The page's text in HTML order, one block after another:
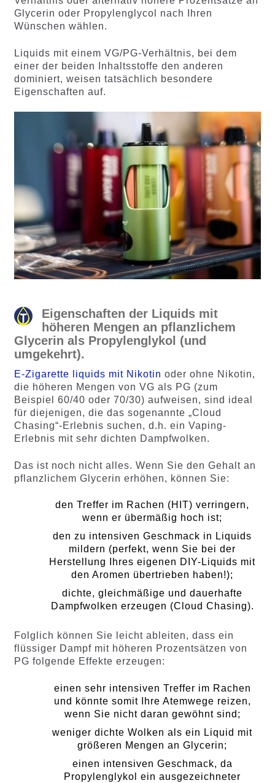
Glycerin oder Propylenglycol nach Ihren
Wünschen wählen.
Liquids mit einem VG/PG-Verhältnis, bei dem
einer der beiden Inhaltsstoffe den anderen
dominiert, weisen tatsächlich besondere
Eigenschaften auf.
Eigenschaften der Liquids mit
höheren Mengen an pflanzlichem
Glycerin als Propylenglykol (und
umgekehrt).
E-Zigarette liquids mit Nikotin oder ohne Nikotin,
die höheren Mengen von VG als PG (zum
Beispiel 60/40 oder 70/30) aufweisen, sind ideal
für diejenigen, die das sogenannte „Cloud
Chasing“-Erlebnis suchen, d.h. ein Vaping-
Erlebnis mit sehr dichten Dampfwolken.
Das ist noch nicht alles. Wenn Sie den Gehalt an
pflanzlichem Glycerin erhöhen, können Sie:
den Treffer im Rachen (HIT) verringern,
wenn er übermäßig hoch ist;
den zu intensiven Geschmack in Liquids
mildern (perfekt, wenn Sie bei der
Herstellung Ihres eigenen DIY-Liquids mit
den Aromen übertrieben haben!);
dichte, gleichmäßige und dauerhafte
Dampfwolken erzeugen (Cloud Chasing).
Folglich können Sie leicht ableiten, dass ein
flüssiger Dampf mit höheren Prozentsätzen von
PG folgende Effekte erzeugen:
einen sehr intensiven Treffer im Rachen
und könnte somit Ihre Atemwege reizen,
wenn Sie nicht daran gewöhnt sind;
weniger dichte Wolken als ein Liquid mit
größeren Mengen an Glycerin;
einen intensiven Geschmack, da
Propylenglykol ein ausgezeichneter